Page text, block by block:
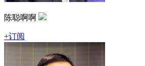
陈聪啊啊
+订阅